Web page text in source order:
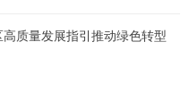
质量发展指引推动绿色转型